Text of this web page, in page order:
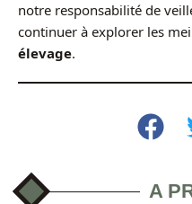
notre responsabilité de
continuer à explorer les
élevage.
A